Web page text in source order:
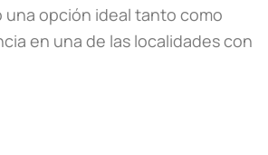
opción ideal tanto como
en una de las localidades con